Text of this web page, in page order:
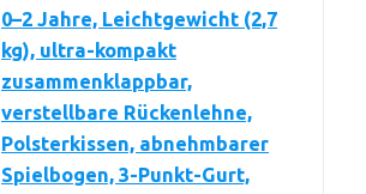
0–2 Jahre, Leichtgewicht (2,7
kg), ultra-kompakt
zusammenklappbar,
verstellbare Rückenlehne,
Polsterkissen, abnehmbarer
Spielbogen, 3-Punkt-Gurt,